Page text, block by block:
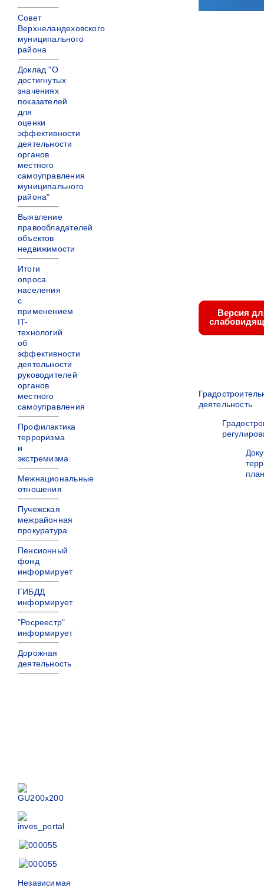
Совет
Верхнеландеховского
муниципального
района
Доклад "О
достигнутых
значениях
показателей
для
оценки
эффективности
деятельности
органов
местного
самоуправления
муниципального
района"
Выявление
правообладателей
объектов
недвижимости
Итоги
опроса
населения
с
применением
IT-
технологий
об
эффективности
деятельности
руководителей
органов
местного
самоуправления
Профилактика
терроризма
и
экстремизма
Межнациональные
отношения
Пучежская
межрайонная
прокуратура
Пенсионный
фонд
информирует
ГИБДД
информирует
"Росреестр"
информирует
Дорожная
деятельность
Независимая
Версия
деятельность